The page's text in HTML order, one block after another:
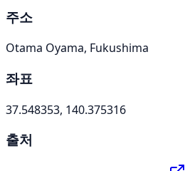
주소
Otama Oyama, Fukushima
좌표
37.548353, 140.375316
출처